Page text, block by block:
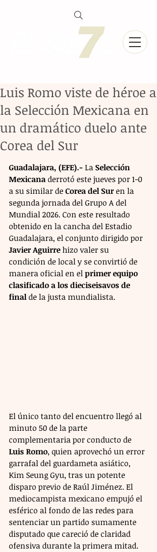
Luis Romo viste de héroe a
la Selección Mexicana en
un dramático duelo ante
Corea del Sur
Guadalajara, (EFE).- La Selección
Mexicana derrotó este jueves por 1-0
a su similar de Corea del Sur en la
segunda jornada del Grupo A del
Mundial 2026. Con este resultado
obtenido en la cancha del Estadio
Guadalajara, el conjunto dirigido por
Javier Aguirre hizo valer su
condición de local y se convirtió de
manera oficial en el primer equipo
clasificado a los dieciseisavos de
final de la justa mundialista.
El único tanto del encuentro llegó al
minuto 50 de la parte
complementaria por conducto de
Luis Romo, quien aprovechó un error
garrafal del guardameta asiático,
Kim Seung Gyu, tras un potente
disparo previo de Raúl Jiménez. El
mediocampista mexicano empujó el
esférico al fondo de las redes para
sentenciar un partido sumamente
disputado que careció de claridad
ofensiva durante la primera mitad.